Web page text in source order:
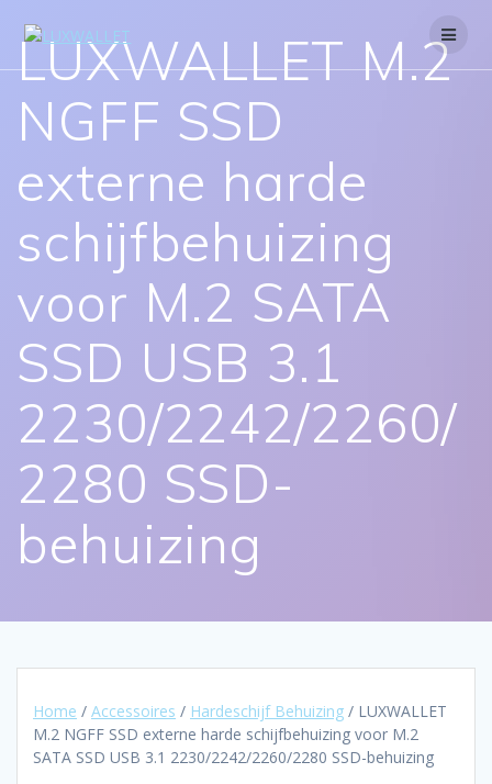
LUXWALLET M.2
NGFF SSD
externe harde
schijfbehuizing
voor M.2 SATA
SSD USB 3.1
2230/2242/2260/
2280 SSD-
behuizing
Home / Accessoires / Hardeschijf Behuizing / LUXWALLET
M.2 NGFF SSD externe harde schijfbehuizing voor M.2
SATA SSD USB 3.1 2230/2242/2260/2280 SSD-behuizing